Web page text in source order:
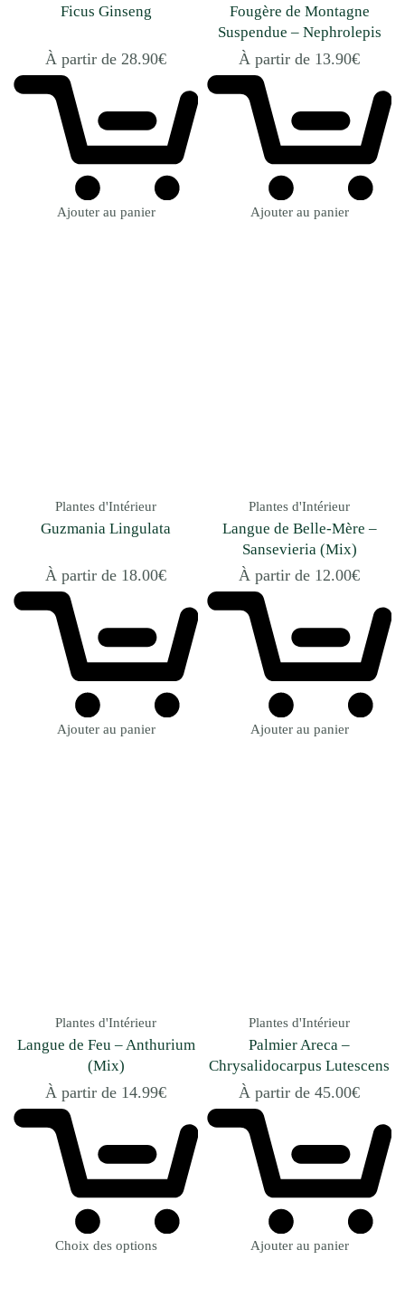
Ficus Ginseng
À partir de 28.90€
Ajouter au panier
Fougère de Montagne
Suspendue – Nephrolepis
Montana
À partir de 13.90€
Ajouter au panier
Plantes d'Intérieur
Guzmania Lingulata
À partir de 18.00€
Ajouter au panier
Plantes d'Intérieur
Langue de Belle-Mère –
Sansevieria (Mix)
À partir de 12.00€
Ajouter au panier
Plantes d'Intérieur
Langue de Feu – Anthurium
(Mix)
À partir de 14.99€
Choix des options
Plantes d'Intérieur
Palmier Areca –
Chrysalidocarpus Lutescens
À partir de 45.00€
Ajouter au panier